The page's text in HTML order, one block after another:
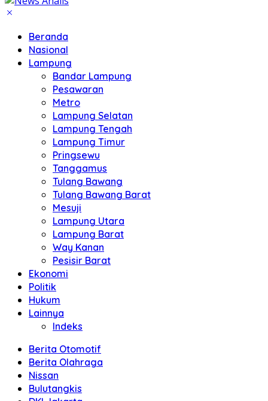
Beranda
Nasional
Lampung
Bandar Lampung
Pesawaran
Metro
Lampung Selatan
Lampung Tengah
Lampung Timur
Pringsewu
Tanggamus
Tulang Bawang
Tulang Bawang Barat
Mesuji
Lampung Utara
Lampung Barat
Way Kanan
Pesisir Barat
Ekonomi
Politik
Hukum
Lainnya
Indeks
Berita Otomotif
Berita Olahraga
Nissan
Bulutangkis